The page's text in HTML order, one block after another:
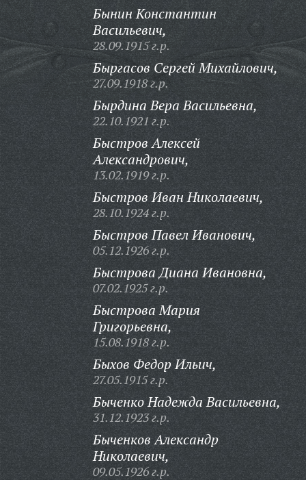
Бынин Константин
Васильевич,
28.09.1915 г.р.
Быргасов Сергей Михайлович,
27.09.1918 г.р.
Бырдина Вера Васильевна,
22.10.1921 г.р.
Быстров Алексей
Александрович,
13.02.1919 г.р.
Быстров Иван Николаевич,
28.10.1924 г.р.
Быстров Павел Иванович,
05.12.1926 г.р.
Быстрова Диана Ивановна,
07.02.1925 г.р.
Быстрова Мария
Григорьевна,
15.08.1918 г.р.
Быхов Федор Ильич,
27.05.1915 г.р.
Быченко Надежда Васильевна,
31.12.1923 г.р.
Быченков Александр
Николаевич,
09.05.1926 г.р.